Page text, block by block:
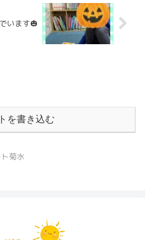
います🎃
を書き込む
菊水